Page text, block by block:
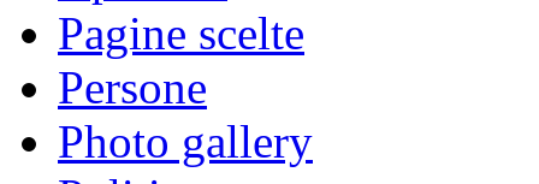
Pagine scelte
Persone
Photo gallery